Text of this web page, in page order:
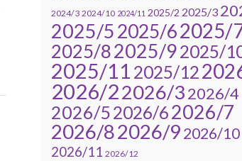
2024/3 2024/10 2024/11 2025/2 2025/3
2025/52025/62025/
2025/82025/92025/
2025/11 2025/12
2026/22026/32026/4
2026/52026/62026/7
2026/82026/92026/10
2026/11 2026/12